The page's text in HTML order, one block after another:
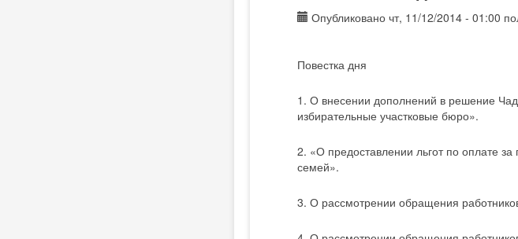
Опубликовано чт, 11/12/2014 - 01:00
Повестка дня
1. О внесении дополнений в решение
избирательные участковые бюро».
2. «О предоставлении льгот по оплате
семей».
3. О рассмотрении обращения